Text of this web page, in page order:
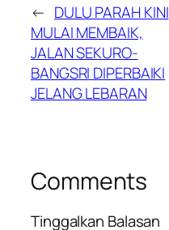
← DULU PARAH KINI
MULAI MEMBAIK,
JALAN SEKURO-
BANGSRI DIPERBAIKI
JELANG LEBARAN
Comments
Tinggalkan Balasan